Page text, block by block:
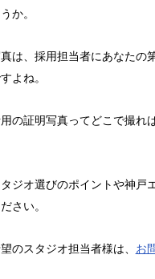
か。
は、採用担当者にあなたの
よね。
の証明写真ってどこで撮れ
ジオ選びのポイントや神
さい。
のスタジオ担当者様は、 お